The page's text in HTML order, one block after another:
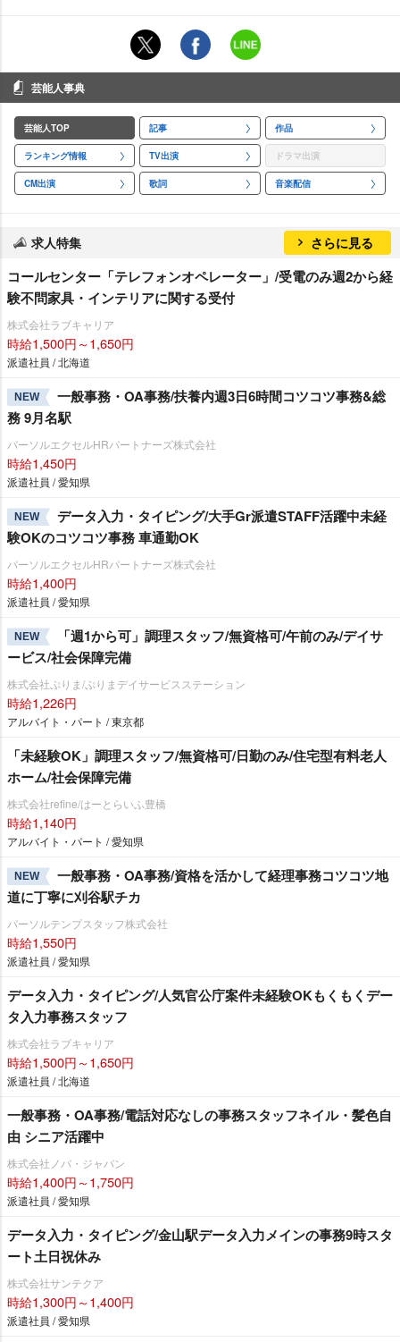
芸能人事典
芸能人TOP 記事 作品
ランキング情報 TV出演 ドラマ出演
CM出演 歌詞 音楽配信
求人特集 さらに見る
コールセンター「テレフォンオペレーター」/受電のみ週2から経
験不問家具・インテリアに関する受付
株式会社ラブキャリア
時給1,500円～1,650円
派遣社員 / 北海道
NEW
一般事務・OA事務/扶養内週3日6時間コツコツ事務&総
務 9月名駅
パーソルエクセルHRパートナーズ株式会社
時給1,450円
派遣社員 / 愛知県
NEW
データ入力・タイピング/大手Gr派遣STAFF活躍中未経
験OKのコツコツ事務 車通勤OK
パーソルエクセルHRパートナーズ株式会社
時給1,400円
派遣社員 / 愛知県
NEW
「週1から可」調理スタッフ/無資格可/午前のみ/デイサ
ービス/社会保障完備
株式会社ぷりま/ぷりまデイサービスステーション
時給1,226円
アルバイト・パート / 東京都
「未経験OK」調理スタッフ/無資格可/日勤のみ/住宅型有料老人
ホーム/社会保障完備
株式会社refine/はーとらいふ豊橋
時給1,140円
アルバイト・パート / 愛知県
NEW
一般事務・OA事務/資格を活かして経理事務コツコツ地
道に丁寧に刈谷駅チカ
パーソルテンプスタッフ株式会社
時給1,550円
派遣社員 / 愛知県
データ入力・タイピング/人気官公庁案件未経験OKもくもくデー
タ入力事務スタッフ
株式会社ラブキャリア
時給1,500円～1,650円
派遣社員 / 北海道
一般事務・OA事務/電話対応なしの事務スタッフネイル・髪色自
由 シニア活躍中
株式会社ノバ・ジャパン
時給1,400円～1,750円
派遣社員 / 愛知県
データ入力・タイピング/金山駅データ入力メインの事務9時スタ
ート土日祝休み
株式会社サンテクア
時給1,300円～1,400円
派遣社員 / 愛知県